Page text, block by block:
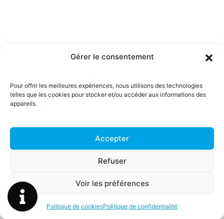
Gérer le consentement
Pour offrir les meilleures expériences, nous utilisons des technologies
telles que les cookies pour stocker et/ou accéder aux informations des
appareils.
Accepter
Refuser
Voir les préférences
Politique de cookiesPolitique de confidentialité
Ville principale